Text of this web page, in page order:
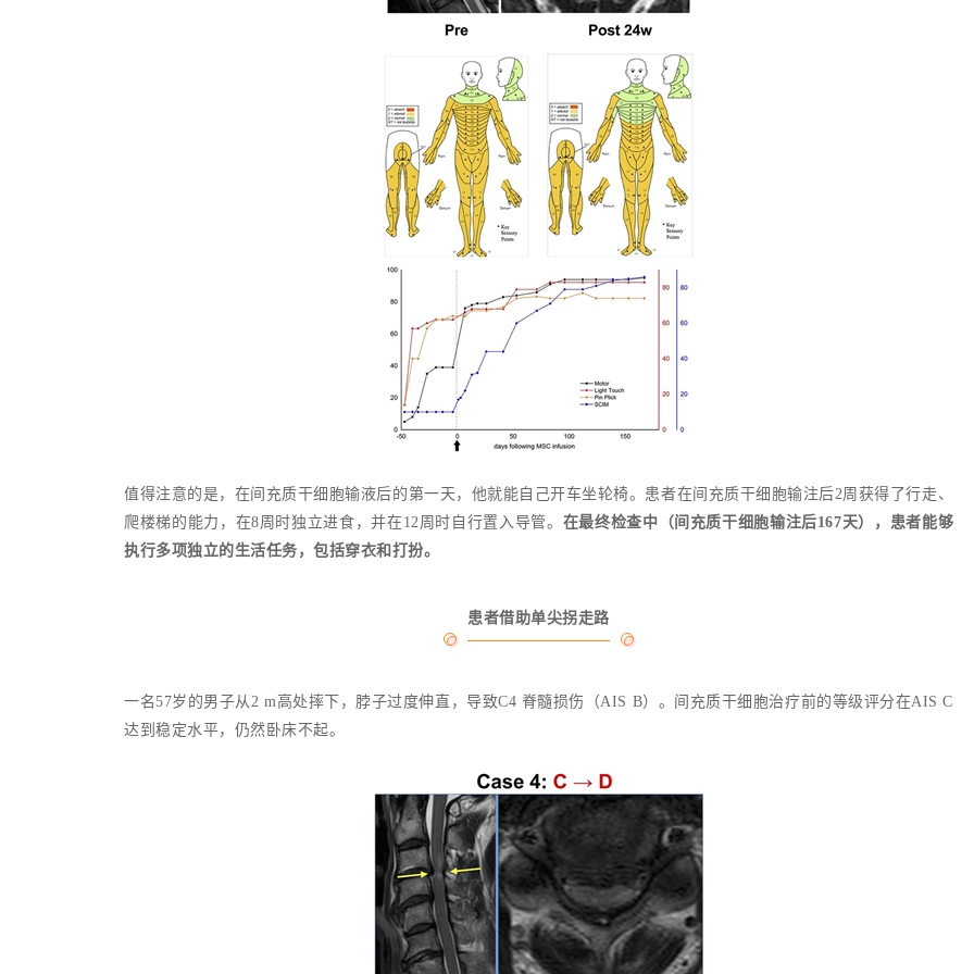
值得注意的是，在间充质干细胞输液后的第一天，他就能自己开车坐轮椅。患者在间充质干细胞输注后2周获得了行走、
爬楼梯的能力，在8周时独立进食，并在12周时自行置入导管。 在最终检查中（间充质干细胞输注后167天），患者能够
执行多项独立的生活任务，包括穿衣和打扮。
患者借助单尖拐走路
一名57岁的男子从2 m高处摔下，脖子过度伸直，导致C4 脊髓损伤（AIS B）。间充质干细胞治疗前的等级评分在AIS C
达到稳定水平，仍然卧床不起。